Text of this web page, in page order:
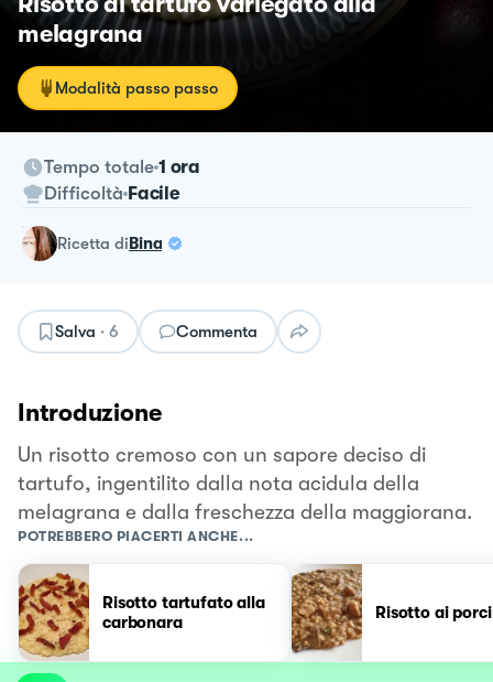
melagrana
Modalità passo passo
Tempo totale 1 ora
Difficoltà Facile
ricetta diBina
Salva · 6 Commenta
Introduzione
Un risotto cremoso con un sapore deciso di
tartufo, ingentilito dalla nota acidula della
melagrana e dalla freschezza della maggiorana.
POTREBBERO PIACERTI ANCHE...
Risotto tartufato alla
carbonara
Risotto ai